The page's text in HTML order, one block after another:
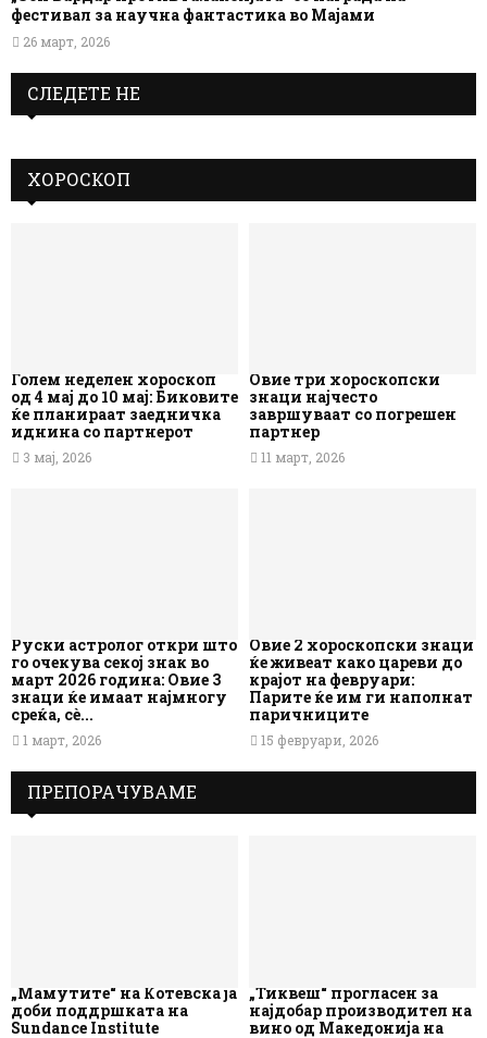
фестивал за научна фантастика во Мајами
26 март, 2026
СЛЕДЕТЕ НЕ
ХОРОСКОП
Голем неделен хороскоп
од 4 мај до 10 мај: Биковите
ќе планираат заедничка
иднина со партнерот
3 мај, 2026
Овие три хороскопски
знаци најчесто
завршуваат со погрешен
партнер
11 март, 2026
Руски астролог откри што
го очекува секој знак во
март 2026 година: Овие 3
знаци ќе имаат најмногу
среќа, сè...
1 март, 2026
Овие 2 хороскопски знаци
ќе живеат како цареви до
крајот на февруари:
Парите ќе им ги наполнат
паричниците
15 февруари, 2026
ПРЕПОРАЧУВАМЕ
„Мамутите“ на Котевска ја
доби поддршката на
Sundance Institute
„Тиквеш“ прогласен за
најдобар производител на
вино од Македонија на